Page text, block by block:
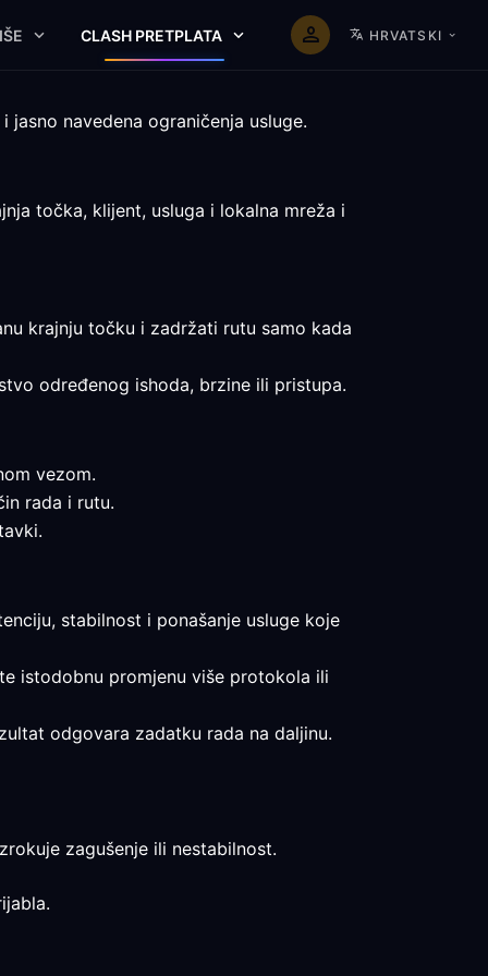
CLASH PRETPLATA HRVATSKI
navedena ograničenja usluge.
točka, klijent, usluga i lokalna mreža i
krajnju točku i zadržati rutu samo kada
određenog ishoda, brzine ili pristupa.
vezom.
rada i rutu.
stabilnost i ponašanje usluge koje
istodobnu promjenu više protokola ili
odgovara zadatku rada na daljinu.
zagušenje ili nestabilnost.